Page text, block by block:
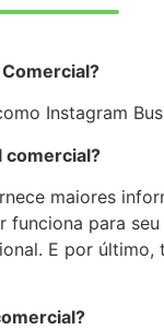
Instagram
comercial?
maiores
funciona para
E por